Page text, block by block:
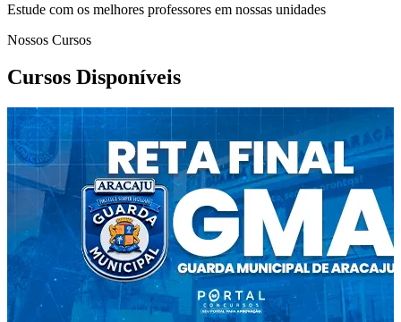
Estude com os melhores professores em nossas unidades
Nossos Cursos
Cursos Disponíveis